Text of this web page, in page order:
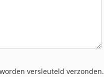
versleuteld verzonden.